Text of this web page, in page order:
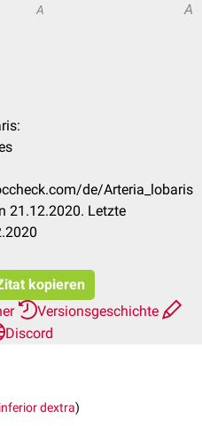
A A
de/Arteria_lobaris
21.12.2020. Letzte
kopieren
Versionsgeschichte
Discord
dextra)